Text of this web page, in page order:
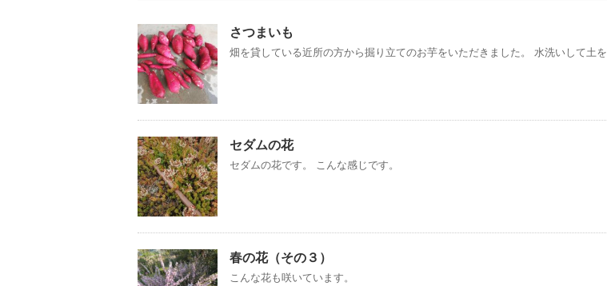
さつまいも
畑を貸している近所の方から掘り立てのお芋をいただきました。 水洗いして土
セダムの花
セダムの花です。 こんな感じです。
春の花（その３）
こんな花も咲いています。